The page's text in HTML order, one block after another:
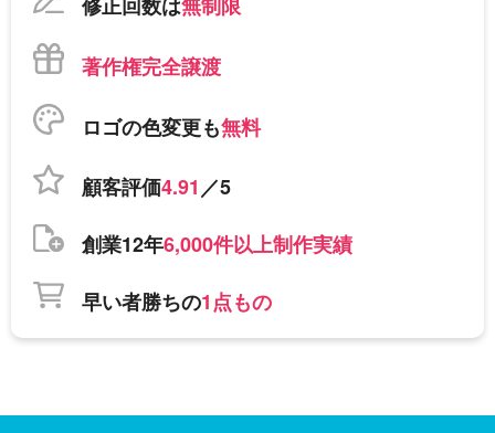
著作権完全譲渡
ロゴの色変更も無料
顧客評価4.91／5
創業12年6,000件以上制作実績
早い者勝ちの1点もの